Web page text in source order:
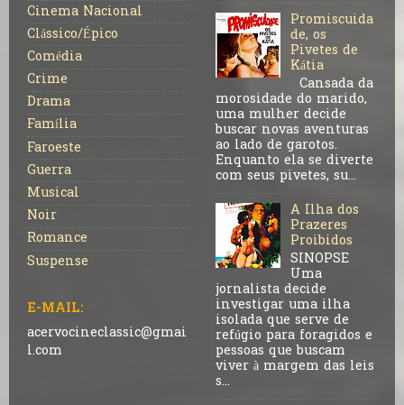
Cinema Nacional
Clássico/Épico
Comédia
Crime
Drama
Família
Faroeste
Guerra
Musical
Noir
Romance
Suspense
E-MAIL:
acervocineclassic@gmai
l.com
Promiscuida
de, os
Pivetes de
Kátia
Cansada da
morosidade do marido,
uma mulher decide
buscar novas aventuras
ao lado de garotos.
Enquanto ela se diverte
com seus pivetes, su...
A Ilha dos
Prazeres
Proibidos
SINOPSE
Uma
jornalista decide
investigar uma ilha
isolada que serve de
refúgio para foragidos e
pessoas que buscam
viver à margem das leis
s...